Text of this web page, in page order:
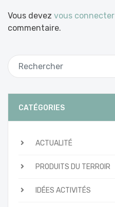
Vous devez vous connecter
commentaire.
CATÉGORIES
ACTUALITÉ
PRODUITS DU TERROIR
IDÉES ACTIVITÉS